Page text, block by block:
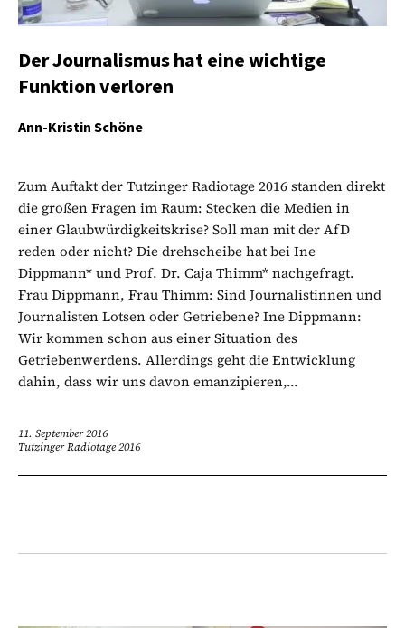
Der Journalismus hat eine wichtige
Funktion verloren
Ann-Kristin Schöne
Zum Auftakt der Tutzinger Radiotage 2016 standen direkt
die großen Fragen im Raum: Stecken die Medien in
einer Glaubwürdigkeitskrise? Soll man mit der AfD
reden oder nicht? Die drehscheibe hat bei Ine
Dippmann* und Prof. Dr. Caja Thimm* nachgefragt.
Frau Dippmann, Frau Thimm: Sind Journalistinnen und
Journalisten Lotsen oder Getriebene? Ine Dippmann:
Wir kommen schon aus einer Situation des
Getriebenwerdens. Allerdings geht die Entwicklung
dahin, dass wir uns davon emanzipieren,...
11. September 2016
Tutzinger Radiotage 2016